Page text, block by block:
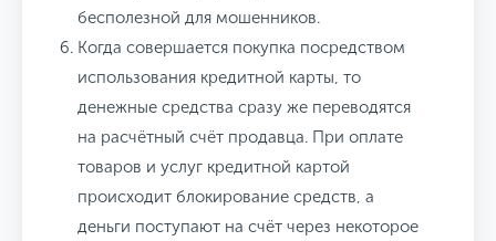
бесполезной для мошенников.
Когда совершается покупка посредством
использования кредитной карты, то
денежные средства сразу же переводятся
на расчётный счёт продавца. При оплате
товаров и услуг кредитной картой
происходит блокирование средств, а
деньги поступают на счёт через некоторое